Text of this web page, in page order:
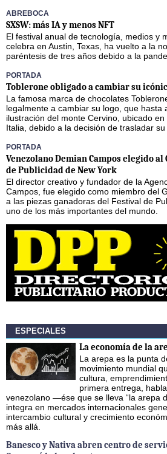
ABREBOCA
SXSW: más IA y menos NFT
El festival anual de tecnología, medios y
celebra en Austin, Texas, ha vuelto a la
paréntesis de tres años debido a la
PORTADA
Toblerone obligado a cambiar su
La famosa marca de chocolates
legalmente a cambiar su logo, que hasta
ilustración del monte Cervino, ubicado
Italia, debido a la decisión de trasladar
PORTADA
Venezolano Demian Campos elegido
de Publicidad de New York
El director creativo y fundador de la
Campos, fue elegido como miembro del
a las piezas ganadoras del Festival de
uno de los más importantes del mundo.
ESPECIALES
La economía de la
La arepa es la punta
movimiento mundial
cultura,
primera entrega,
venezolano —ése que se lleva “la arepa
integra en mercados internacionales
intercambio cultural y crecimiento
más allá.
Banesco y Nativa abren centro de